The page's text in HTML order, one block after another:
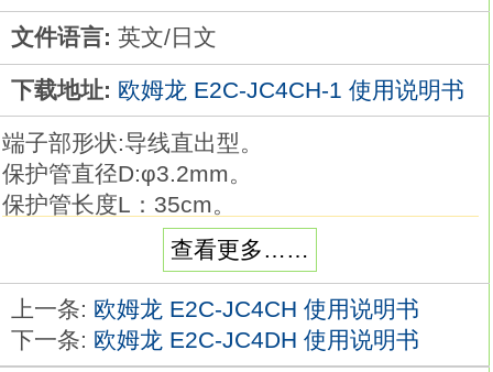
文件语言: 英文/日文
下载地址: 欧姆龙 E2C-JC4CH-1 使用说明书
端子部形状:导线直出型。
保护管直径D:φ3.2mm。
保护管长度L：35cm。
导线种类：一般用。
品种丰富的高精度温度传感器系列。
在以往的M3螺钉对应品的基础上，
追加有助于降低配线工时的棒状端子对应品
E2C-JC4CH-1使用说明书。
查看更多……
上一条: 欧姆龙 E2C-JC4CH 使用说明书
下一条: 欧姆龙 E2C-JC4DH 使用说明书